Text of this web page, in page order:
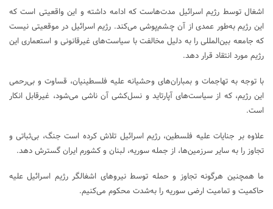
اشغال توسط رژیم اسرائیل مدت‌هاست که ادامه داشته و این واقعیتی است که
این رژیم به‌طور عمدی از آن چشم‌پوشی می‌کند. رژیم اسرائیل در موقعیتی نیست
که جامعه بین‌المللی را به دلیل مخالفت با سیاست‌های غیرقانونی و استعماری این
رژیم مورد انتقاد قرار دهد.
با توجه به تهاجمات و بمباران‌های وحشیانه علیه فلسطینیان، قساوت و بی‌رحمی
این رژیم، که از سیاست‌های آپارتاید و نسل‌کشی آن ناشی می‌شود، غیرقابل انکار
است.
علاوه بر جنایات علیه فلسطین، رژیم اسرائیل تلاش کرده است جنگ، بی‌ثباتی و
تجاوز را به سایر سرزمین‌ها، از جمله سوریه، لبنان و کشورم ایران گسترش دهد.
ما همچنین هرگونه تجاوز و حمله توسط نیروهای اشغالگر رژیم اسرائیل علیه
حاکمیت و تمامیت ارضی سوریه را به‌شدت محکوم می‌کنیم.